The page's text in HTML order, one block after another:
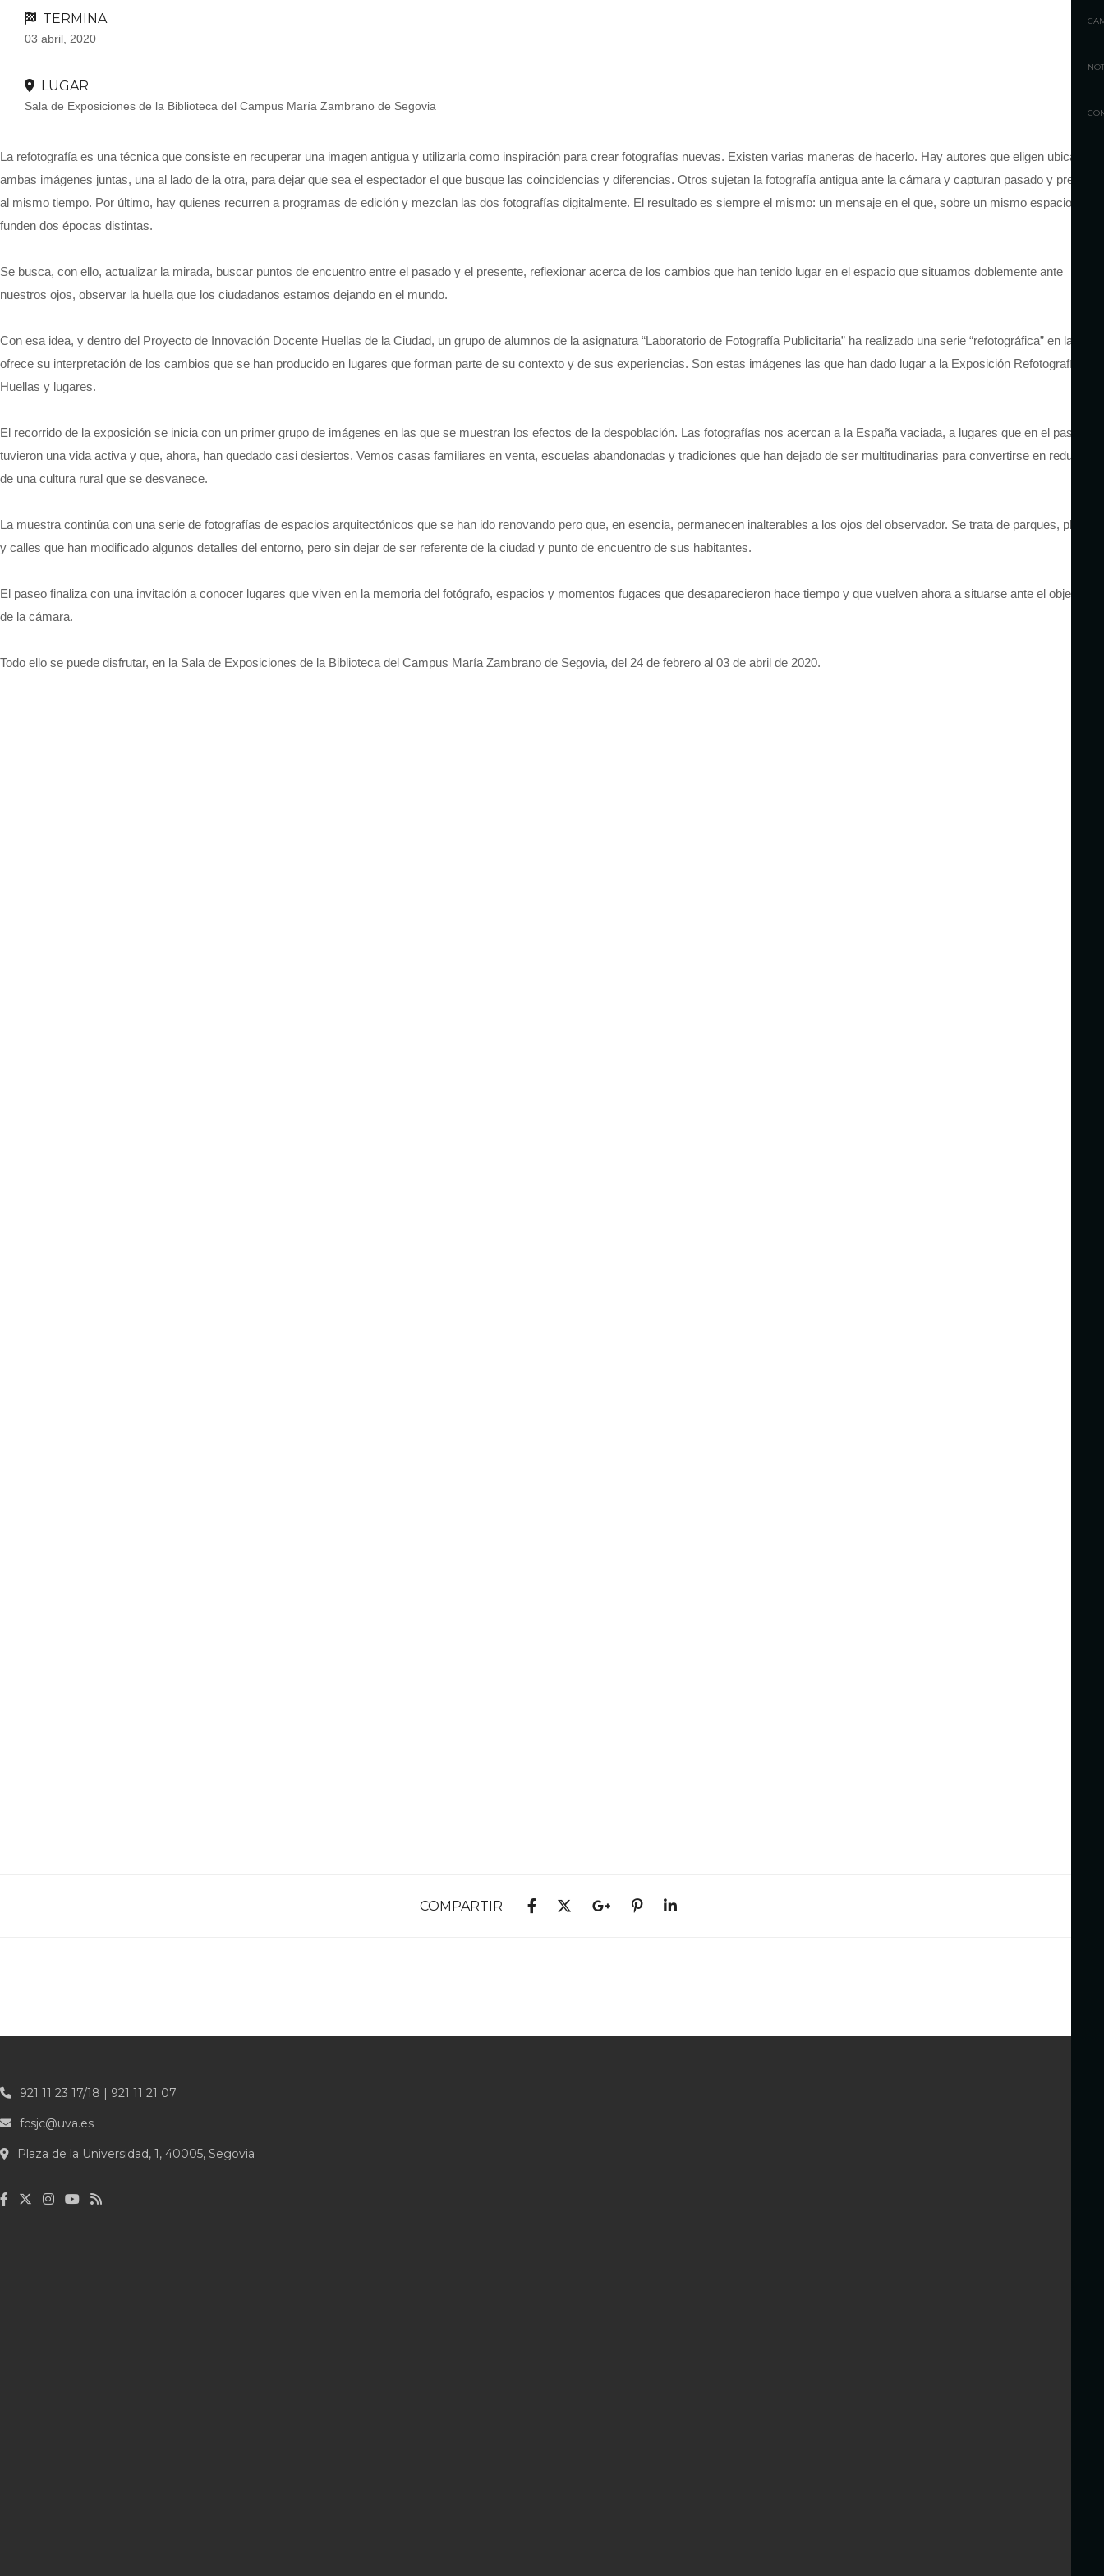
TERMINA
03 abril, 2020
LUGAR
Sala de Exposiciones de la Biblioteca del Campus María Zambrano de Segovia
La refotografía es una técnica que consiste en recuperar una imagen antigua y utilizarla como inspiración para crear fotografías nuevas. Existen varias maneras de hacerlo. Hay autores que eligen ubicar
ambas imágenes juntas, una al lado de la otra, para dejar que sea el espectador el que busque las coincidencias y diferencias. Otros sujetan la fotografía antigua ante la cámara y capturan pasado y presente
al mismo tiempo. Por último, hay quienes recurren a programas de edición y mezclan las dos fotografías digitalmente. El resultado es siempre el mismo: un mensaje en el que, sobre un mismo espacio, se
funden dos épocas distintas.
Se busca, con ello, actualizar la mirada, buscar puntos de encuentro entre el pasado y el presente, reflexionar acerca de los cambios que han tenido lugar en el espacio que situamos doblemente ante
nuestros ojos, observar la huella que los ciudadanos estamos dejando en el mundo.
Con esa idea, y dentro del Proyecto de Innovación Docente Huellas de la Ciudad, un grupo de alumnos de la asignatura “Laboratorio de Fotografía Publicitaria” ha realizado una serie “refotográfica” en la que
ofrece su interpretación de los cambios que se han producido en lugares que forman parte de su contexto y de sus experiencias. Son estas imágenes las que han dado lugar a la Exposición Refotografía.
Huellas y lugares.
El recorrido de la exposición se inicia con un primer grupo de imágenes en las que se muestran los efectos de la despoblación. Las fotografías nos acercan a la España vaciada, a lugares que en el pasado
tuvieron una vida activa y que, ahora, han quedado casi desiertos. Vemos casas familiares en venta, escuelas abandonadas y tradiciones que han dejado de ser multitudinarias para convertirse en reductos
de una cultura rural que se desvanece.
La muestra continúa con una serie de fotografías de espacios arquitectónicos que se han ido renovando pero que, en esencia, permanecen inalterables a los ojos del observador. Se trata de parques, plazas
y calles que han modificado algunos detalles del entorno, pero sin dejar de ser referente de la ciudad y punto de encuentro de sus habitantes.
El paseo finaliza con una invitación a conocer lugares que viven en la memoria del fotógrafo, espacios y momentos fugaces que desaparecieron hace tiempo y que vuelven ahora a situarse ante el objetivo
de la cámara.
Todo ello se puede disfrutar, en la Sala de Exposiciones de la Biblioteca del Campus María Zambrano de Segovia, del 24 de febrero al 03 de abril de 2020.
COMPARTIR
921 11 23 17/18 | 921 11 21 07
fcsjc@uva.es
Plaza de la Universidad, 1, 40005, Segovia